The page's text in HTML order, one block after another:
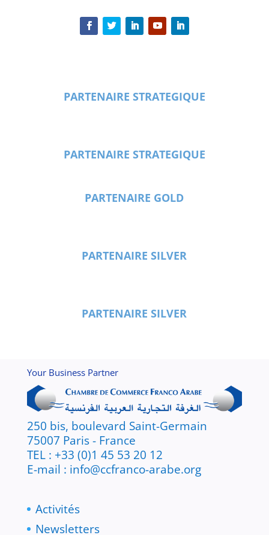
PARTENAIRE STRATEGIQUE
PARTENAIRE STRATEGIQUE
PARTENAIRE GOLD
PARTENAIRE SILVER
PARTENAIRE SILVER
Your Business Partner
250 bis, boulevard Saint-Germain
75007 Paris - France
TEL : +33 (0)1 45 53 20 12
E-mail : info@ccfranco-arabe.org
Activités
Newsletters